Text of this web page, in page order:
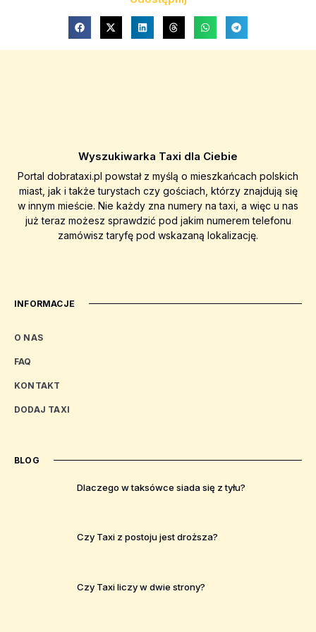
Wyszukiwarka Taxi dla Ciebie
Portal dobrataxi.pl powstał z myślą o mieszkańcach polskich
miast, jak i także turystach czy gościach, którzy znajdują się
w innym mieście. Nie każdy zna numery na taxi, a więc u nas
już teraz możesz sprawdzić pod jakim numerem telefonu
zamówisz taryfę pod wskazaną lokalizację.
INFORMACJE
O NAS
FAQ
KONTAKT
DODAJ TAXI
BLOG
Dlaczego w taksówce siada się z tyłu?
Czy Taxi z postoju jest droższa?
Czy Taxi liczy w dwie strony?